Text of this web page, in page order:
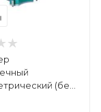
(без
кольца)